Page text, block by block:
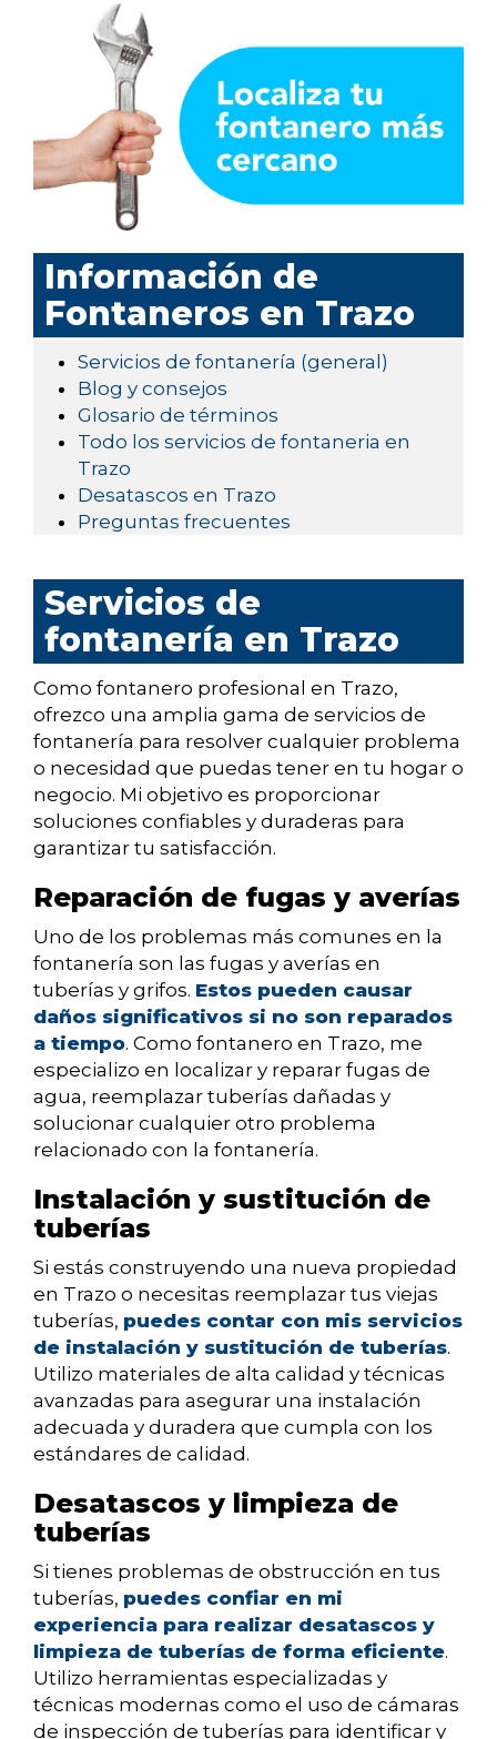
Información de
Fontaneros en Trazo
Servicios de fontanería (general)
Blog y consejos
Glosario de términos
Todo los servicios de fontaneria en
Trazo
Desatascos en Trazo
Preguntas frecuentes
Servicios de
fontanería en Trazo
Como fontanero profesional en Trazo,
ofrezco una amplia gama de servicios de
fontanería para resolver cualquier problema
o necesidad que puedas tener en tu hogar o
negocio. Mi objetivo es proporcionar
soluciones confiables y duraderas para
garantizar tu satisfacción.
Reparación de fugas y averías
Uno de los problemas más comunes en la
fontanería son las fugas y averías en
tuberías y grifos. Estos pueden causar
daños significativos si no son reparados
a tiempo. Como fontanero en Trazo, me
especializo en localizar y reparar fugas de
agua, reemplazar tuberías dañadas y
solucionar cualquier otro problema
relacionado con la fontanería.
Instalación y sustitución de
tuberías
Si estás construyendo una nueva propiedad
en Trazo o necesitas reemplazar tus viejas
tuberías, puedes contar con mis servicios
de instalación y sustitución de tuberías.
Utilizo materiales de alta calidad y técnicas
avanzadas para asegurar una instalación
adecuada y duradera que cumpla con los
estándares de calidad.
Desatascos y limpieza de
tuberías
Si tienes problemas de obstrucción en tus
tuberías, puedes confiar en mi
experiencia para realizar desatascos y
limpieza de tuberías de forma eficiente.
Utilizo herramientas especializadas y
técnicas modernas como el uso de cámaras
de inspección de tuberías para identificar y